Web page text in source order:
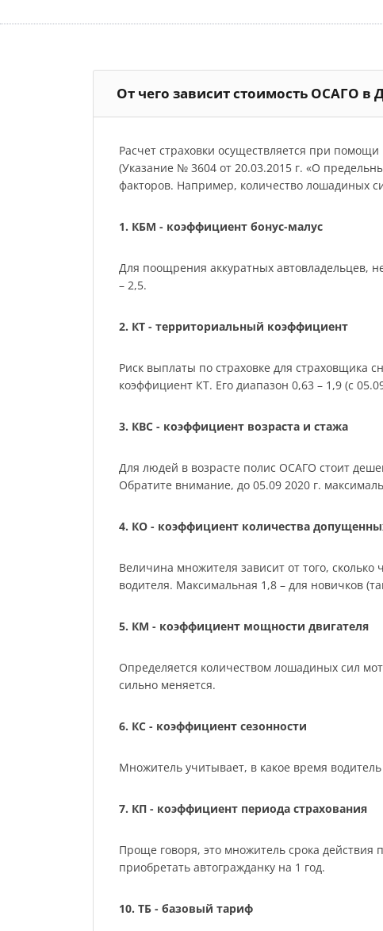
От чего зависит стоимость ОСАГО в
Расчет страховки осуществляется при
(Указание № 3604 от 20.03.2015 г. «О
факторов. Например, количество лошадиных
1. КБМ - коэффициент бонус-малус
Для поощрения аккуратных автовладельцев,
– 2,5.
2. КТ - территориальный коэффициент
Риск выплаты по страховке для страховщика
коэффициент КТ. Его диапазон 0,63 – 1,9 (с
3. КВС - коэффициент возраста и стажа
Для людей в возрасте полис ОСАГО стоит
Обратите внимание, до 05.09 2020 г.
4. КО - коэффициент количества
Величина множителя зависит от того,
водителя. Максимальная 1,8 – для новичков
5. КМ - коэффициент мощности двигателя
Определяется количеством лошадиных сил
сильно меняется.
6. КС - коэффициент сезонности
Множитель учитывает, в какое время
7. КП - коэффициент периода страхования
Проще говоря, это множитель срока действия
приобретать автогражданку на 1 год.
10. ТБ - базовый тариф